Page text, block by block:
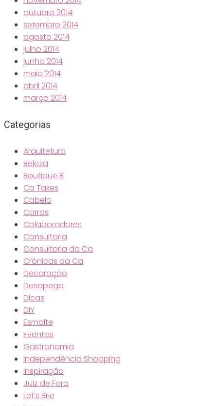
outubro 2014
setembro 2014
agosto 2014
julho 2014
junho 2014
maio 2014
abril 2014
março 2014
Categorias
Arquitetura
Beleza
Boutique B
Ca Takes
Cabelo
Carros
Colaboradores
Consultoria
Consultoria da Ca
Crônicas da Ca
Decoração
Desapego
Dicas
DIY
Esmalte
Eventos
Gastronomia
Independência Shopping
Inspiração
Juiz de Fora
Let’s Brie